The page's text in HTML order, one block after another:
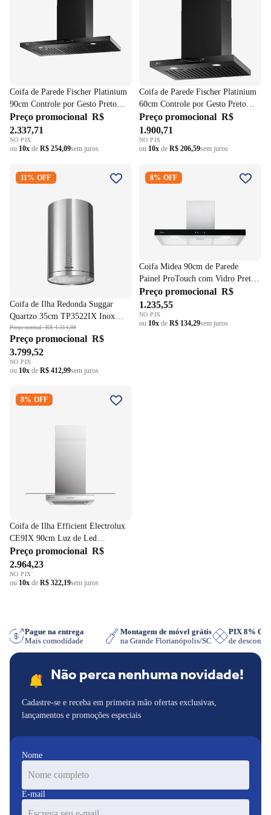
Coifa de Parede Fischer Platinium
90cm Controle por Gesto Preto
220V
Preço promocional R$
2.337,71
NO PIX
ou 10x de R$ 254,09sem juros
Coifa de Parede Fischer Platinium
60cm Controle por Gesto Preto
220V
Preço promocional R$
1.900,71
NO PIX
ou 10x de R$ 206,59sem juros
Quartzo 35cm TP3522IX Inox
11% OFF
Coifa de Ilha Redonda Suggar
Quartzo 35cm TP3522IX Inox
220V
Preço normalR$ 4.314,99
Preço promocional R$
3.799,52
NO PIX
ou 10x de R$ 412,99sem juros
Painel ProTouch com Vidro
8% OFF
Coifa Midea 90cm de Parede
Painel ProTouch com Vidro Preto
RTA92 Inox/Preto 220V
Preço promocional R$
1.235,55
NO PIX
ou 10x de R$ 134,29sem juros
Electrolux CE9IX 90cm Luz de
8% OFF
Coifa de Ilha Efficient Electrolux
CE9IX 90cm Luz de Led
Inox/Vidro 220V
Preço promocional R$
2.964,23
NO PIX
ou 10x de R$ 322,19sem juros
Pague na entrega
Mais comodidade
Montagem de móvel grátis
na Grande Florianópolis/SC
PIX 8%
de desconto
Não perca nenhuma novidade!
Cadastre-se e receba em primeira mão ofertas exclusivas,
lançamentos e promoções especiais
Nome
E-mail